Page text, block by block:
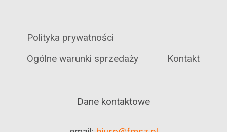
Polityka prywatności
Ogólne warunki sprzedaży
Kontakt
Dane kontaktowe